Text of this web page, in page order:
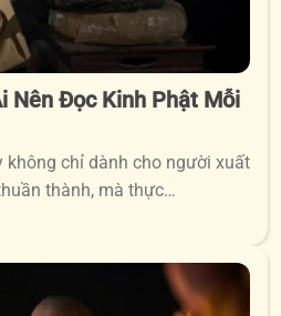
Nên Đọc Kinh Phật Mỗi
chỉ dành cho người xuất
thành, mà thực…